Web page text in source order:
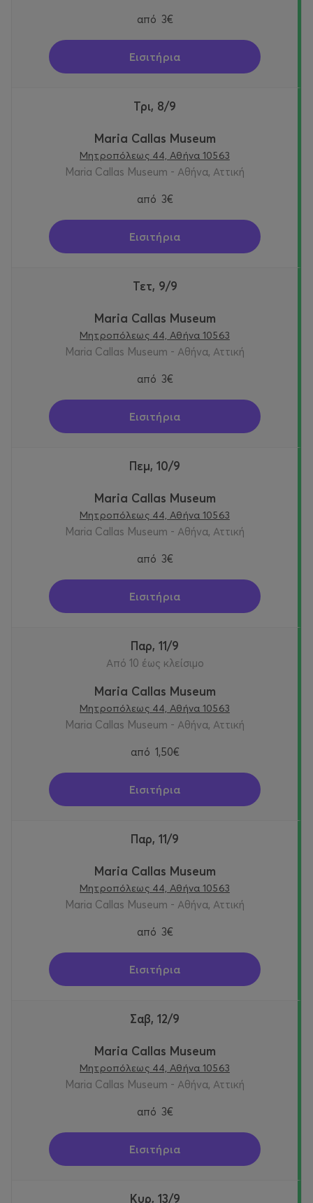
από 3€
Εισιτήρια
Τρι, 8/9
Maria Callas Museum
Μητροπόλεως 44, Αθήνα 10563
Maria Callas Museum - Αθήνα, Αττική
από 3€
Εισιτήρια
Τετ, 9/9
Maria Callas Museum
Μητροπόλεως 44, Αθήνα 10563
Maria Callas Museum - Αθήνα, Αττική
από 3€
Εισιτήρια
Πεμ, 10/9
Maria Callas Museum
Μητροπόλεως 44, Αθήνα 10563
Maria Callas Museum - Αθήνα, Αττική
από 3€
Εισιτήρια
Παρ, 11/9
Από 10 έως κλείσιμο
Maria Callas Museum
Μητροπόλεως 44, Αθήνα 10563
Maria Callas Museum - Αθήνα, Αττική
από 1,50€
Εισιτήρια
Παρ, 11/9
Maria Callas Museum
Μητροπόλεως 44, Αθήνα 10563
Maria Callas Museum - Αθήνα, Αττική
από 3€
Εισιτήρια
Σαβ, 12/9
Maria Callas Museum
Μητροπόλεως 44, Αθήνα 10563
Maria Callas Museum - Αθήνα, Αττική
από 3€
Εισιτήρια
Κυρ, 13/9